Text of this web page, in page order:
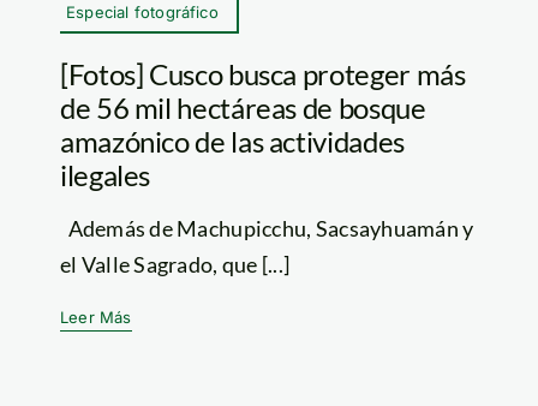
Especial fotográfico
[Fotos] Cusco busca proteger más
de 56 mil hectáreas de bosque
amazónico de las actividades
ilegales
Además de Machupicchu, Sacsayhuamán y
el Valle Sagrado, que [...]
Leer Más